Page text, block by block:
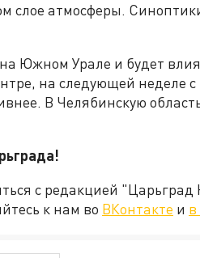
слое атмосферы.
Южном Урале и будет
на следующей неделе
В Челябинскую
с редакцией
к нам во ВКонтакте и